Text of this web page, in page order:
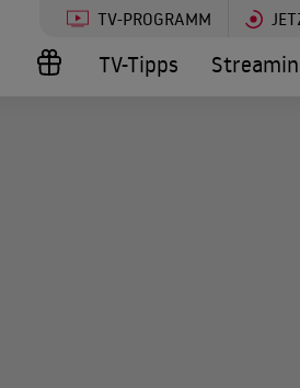
TV-PROGRAMM
TV-Tipps